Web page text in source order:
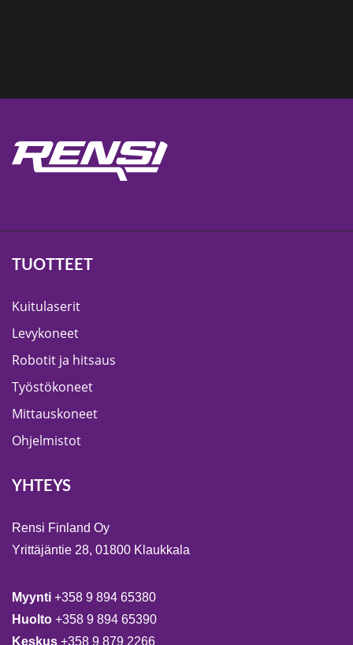
TUOTTEET
Kuitulaserit
Levykoneet
Robotit ja hitsaus
Työstökoneet
Mittauskoneet
Ohjelmistot
YHTEYS
Rensi Finland Oy
Yrittäjäntie 28, 01800 Klaukkala
Myynti +358 9 894 65380
Huolto +358 9 894 65390
Keskus +358 9 879 2266